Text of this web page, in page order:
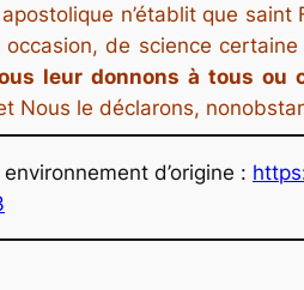
n’établit que
de science
leur donnons à tous ou
Nous le déclarons,
d’origine :